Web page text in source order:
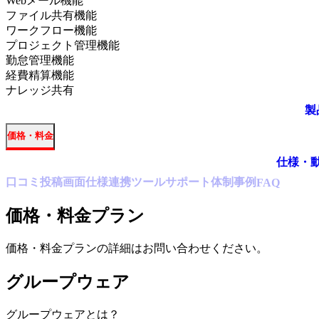
ファイル共有機能
ワークフロー機能
プロジェクト管理機能
勤怠管理機能
経費精算機能
ナレッジ共有
製
価格・料金
仕様・
口コミ 投稿画面仕様連携ツールサポート体制 事例FAQ
価格・料金プラン
価格・料金プランの詳細はお問い合わせください。
グループウェア
グループウェアとは？